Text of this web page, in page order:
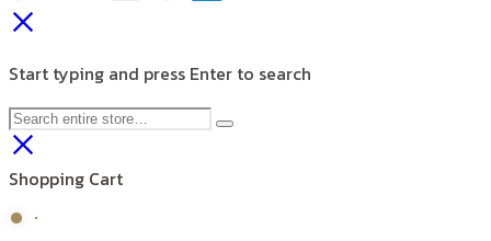
Start typing and press Enter to search
Shopping Cart